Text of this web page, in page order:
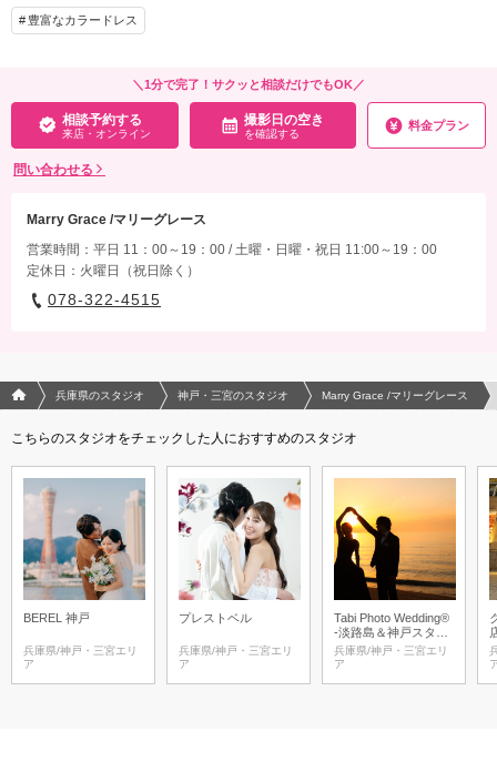
影OK・記念撮影OK・小物持ち込みOK
来店・オンライン を確認する
アルバム
家族用衣装レンタル
その他含むもの
ブライダルインナー・ウィングカラーシャツ・ブーケ＆ブートニア・ベール・シュー
ズ・お渡しデータ100カット以上（目瞑り・手ブレは含まず）・衣装持ち込み料無
来店・オンライン を確認する
豊富なカラードレス
＼1分で完了！サクッと相談だけでもOK／
相談予約する
来店・オンライン
撮影日の空き
を確認する
料金プラン
問い合わせる
Marry Grace /マリーグレース
営業時間：平日 11：00～19：00 / 土曜・日曜・祝日 11:00～19：00
定休日：火曜日（祝日除く）
078-322-4515
フォトウエディング/結婚写真のPhotorait ホーム
兵庫県のスタジオ 神戸・三宮のスタジオ Marry Grace /マリーグレース
こちらのスタジオをチェックした人におすすめのスタジオ
BEREL 神戸
兵庫県/神戸・三宮エリ
ア
プレストベル
兵庫県/神戸・三宮エリ
ア
Tabi Photo Wedding®︎
-淡路島＆神戸スタジ
オ-
兵庫県/神戸・三宮エリ
ア